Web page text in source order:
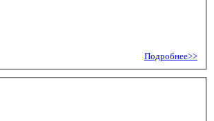
Подробнее>>